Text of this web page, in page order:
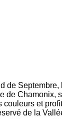
de Septembre,
de Chamonix,
couleurs et
de la